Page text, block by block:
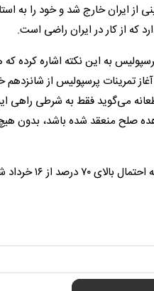
ایران خارج شد و خود را به
که از کار در ایران راضی است.
به این نکته اشاره
تمرینات پرسپولیس از
می‌گوید فقط به شرطی راهی
صلح منعقد شده باشد،
مدیران باشگاه